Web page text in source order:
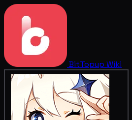
BitTopup Wiki